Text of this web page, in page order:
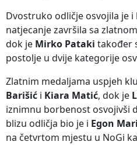
Dvostruko odličje osvojila je i
natjecanje završila sa
dok je Mirko Pataki također
postolje u dvije kategorije
Zlatnim medaljama uspjeh
Barišić i Kiara Matić, dok je
iznimnu borbenost osvojivši
blizu odličja bio je i Egon
na četvrtom mjestu u NoGi